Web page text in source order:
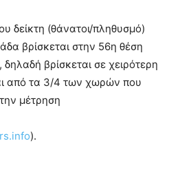
δείκτη (θάνατοι/πληθυσμό)
βρίσκεται στην 56η θέση
βρίσκεται σε χειρότερη
από τα 3/4 των χωρών που
μέτρηση
).